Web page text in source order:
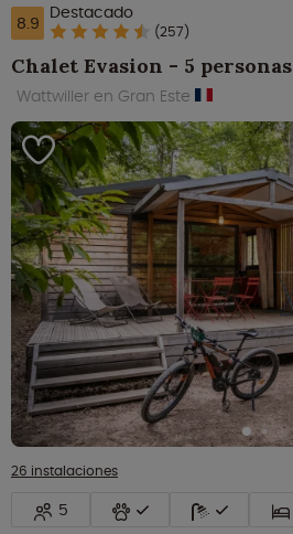
8.9 Destacado
(257)
Chalet Evasion - 5 personas
Wattwiller en Gran Este
26 instalaciones
5